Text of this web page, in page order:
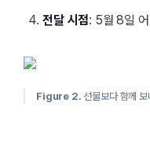
전달 시점: 5월 8일 어
Figure 2. 선물보다 함께